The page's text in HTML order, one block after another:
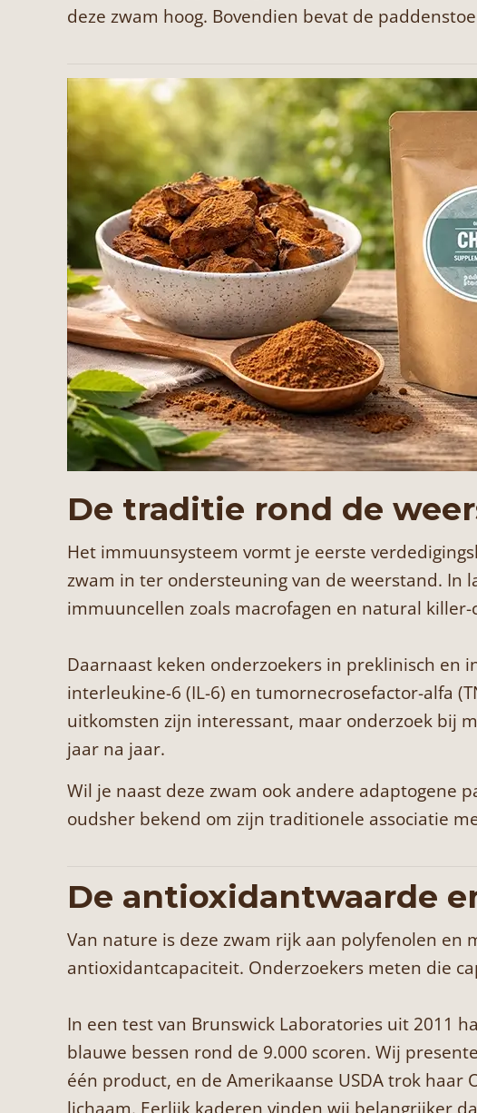
deze zwam hoog. Bovendien bevat de
De traditie rond de
Het immuunsysteem vormt je eerste
zwam in ter ondersteuning van de weerstand. In
immuuncellen zoals macrofagen en natural killer-
Daarnaast keken onderzoekers in preklinisch en
interleukine-6 (IL-6) en tumornecrosefactor-alfa
uitkomsten zijn interessant, maar onderzoek bij
jaar na jaar.
Wil je naast deze zwam ook andere adaptogene
oudsher bekend om zijn traditionele associatie
De antioxidantwaarde
Van nature is deze zwam rijk aan polyfenolen
antioxidantcapaciteit. Onderzoekers meten die
In een test van Brunswick Laboratories uit 2011
blauwe bessen rond de 9.000 scoren. Wij
één product, en de Amerikaanse USDA trok
lichaam. Eerlijk kaderen vinden wij belangrijker